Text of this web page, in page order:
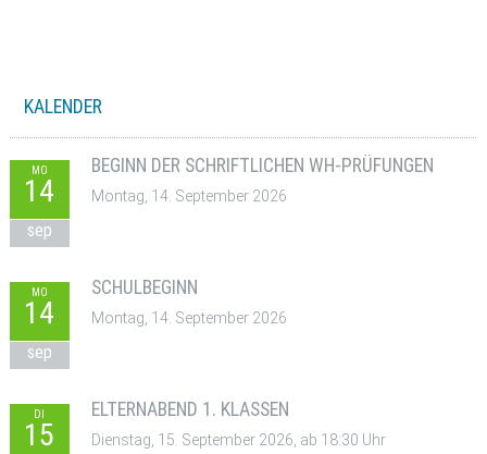
KALENDER
MO
14
sep
BEGINN DER SCHRIFTLICHEN WH-PRÜFUNGEN
Montag, 14. September 2026
MO
14
sep
SCHULBEGINN
Montag, 14. September 2026
DI
15
ELTERNABEND 1. KLASSEN
Dienstag, 15. September 2026, ab 18:30 Uhr